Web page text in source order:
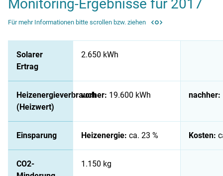
Monitoring-Ergebnisse für 2017
Für mehr Informationen bitte scrollen bzw. ziehen
Solarer
Ertrag
2.650 kWh
Heizenergieverbrauch
(Heizwert)
vorher: 19.600 kWh nachher:
Einsparung Heizenergie: ca. 23 % Kosten:
CO2-
1.150 kg